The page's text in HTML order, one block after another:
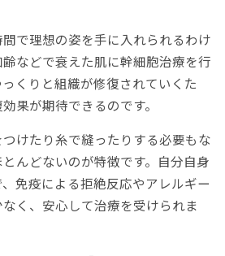
で理想の姿を手に入れられるわけ
などで衰えた肌に幹細胞治療を行
くりと組織が修復されていくた
果が期待できるのです。
けたり糸で縫ったりする必要もな
んどないのが特徴です。自分自身
免疫による拒絶反応やアレルギー
く、安心して治療を受けられま